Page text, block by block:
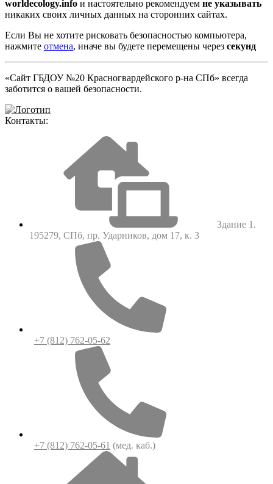
worldecology.info и настоятельно рекомендуем не указывать
никаких своих личных данных на сторонних сайтах.
Если Вы не хотите рисковать безопасностью компьютера,
нажмите отмена, иначе вы будете перемещены через секунд
«Сайт ГБДОУ №20 Красногвардейского р-на СПб» всегда
заботится о вашей безопасности.
Контакты:
Здание 1.
195279, СПб, пр. Ударников, дом 17, к. 3
+7 (812) 762-05-62
+7 (812) 762-05-61 (мед. каб.)